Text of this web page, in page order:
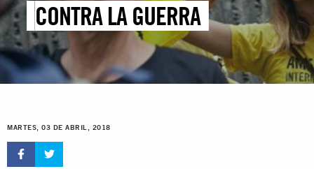
CONTRA LA GUERRA
MARTES, 03 DE ABRIL, 2018